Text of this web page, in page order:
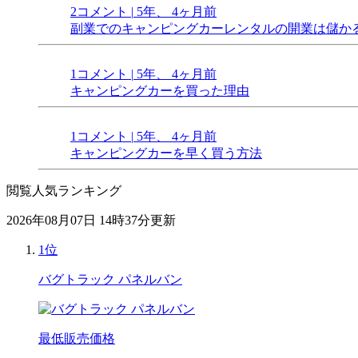
2コメント | 5年、 4ヶ月前
副業でのキャンピングカーレンタルの開業は儲か
1コメント | 5年、 4ヶ月前
キャンピングカーを買った理由
1コメント | 5年、 4ヶ月前
キャンピングカーを早く買う方法
閲覧人気ランキング
2026年08月07日 14時37分更新
1位
バグトラック パネルバン
最低販売価格